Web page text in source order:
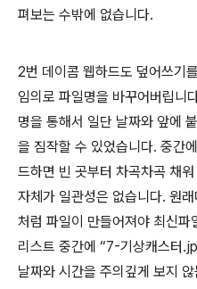
펴보는 수밖에 없습니다.
2번 데이콤 웹하드도 덮어쓰기
임의로 파일명을 바꾸어버립니
명을 통해서 일단 날짜와 앞에
을 짐작할 수 있었습니다. 중간
드하면 빈 곳부터 차곡차곡 채
자체가 일관성은 없습니다. 원
처럼 파일이 만들어져야 최신
리스트 중간에 “7-기상캐스터
날짜와 시간을 주의깊게 보지